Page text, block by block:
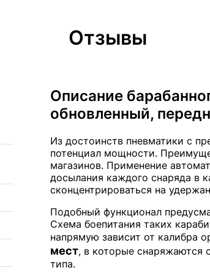
Отзывы
Описание
обновленный,
Из достоинств пневматики с
потенциал мощности.
магазинов. Применение
досылания каждого снаряда в
сконцентрироваться на
Подобный функционал
Схема боепитания таких
напрямую зависит от калибра
мест, в которые снаряжаются
типа.